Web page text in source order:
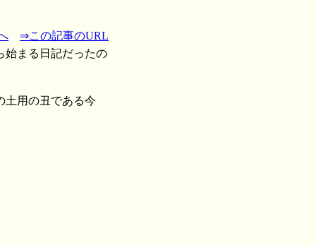
⇒この記事のURL
始まる日記だったの
土用の丑である今